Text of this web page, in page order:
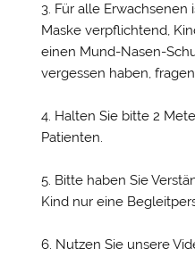
Für alle Erwachsenen
Maske verpflichtend,
einen Mund-Nasen-
vergessen haben,
Halten Sie bitte 2
Patienten.
Bitte haben Sie
Kind nur eine
Nutzen Sie unsere